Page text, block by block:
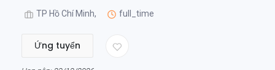
TP Hồ Chí Minh, full_time
Ứng tuyển